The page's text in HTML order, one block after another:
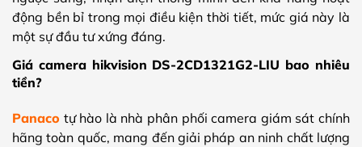
động bền bỉ trong mọi điều kiện thời tiết, mức giá này là
một sự đầu tư xứng đáng.
Giá camera hikvision DS-2CD1321G2-LIU bao nhiêu
tiền?
Panaco tự hào là nhà phân phối camera giám sát chính
hãng toàn quốc, mang đến giải pháp an ninh chất lượng